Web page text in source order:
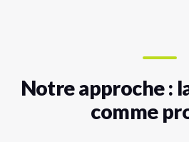
Notre approche :
comme